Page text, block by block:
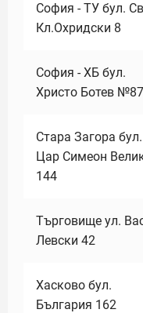
София - ТУ бул.
Кл.Охридски 8
София - ХБ бул.
Христо Ботев №87
Стара Загора бул.
Цар Симеон
144
Търговище ул.
Левски 42
Хасково бул.
България 162